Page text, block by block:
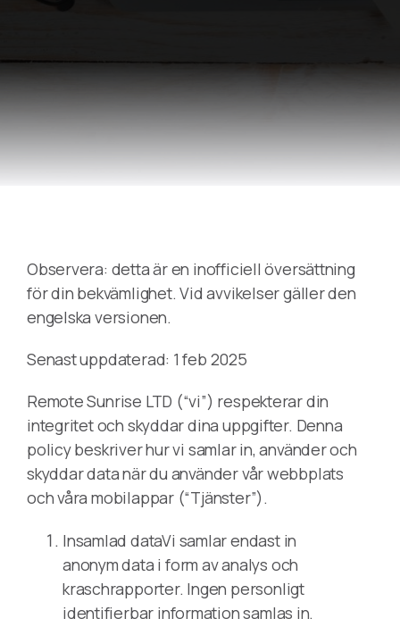
Observera: detta är en inofficiell översättning
för din bekvämlighet. Vid avvikelser gäller den
engelska versionen.
Senast uppdaterad: 1 feb 2025
Remote Sunrise LTD (“vi”) respekterar din
integritet och skyddar dina uppgifter. Denna
policy beskriver hur vi samlar in, använder och
skyddar data när du använder vår webbplats
och våra mobilappar (“Tjänster”).
Insamlad dataVi samlar endast in
anonym data i form av analys och
kraschrapporter. Ingen personligt
identifierbar information samlas in.